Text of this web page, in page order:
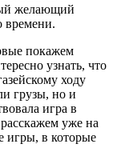
желающий
времени.
покажем
узнать, что
ходу
грузы, но и
игра в
уже на
игры, в которые